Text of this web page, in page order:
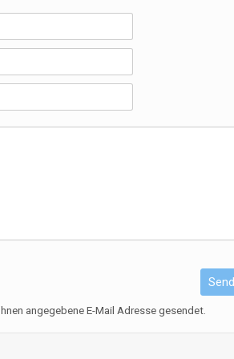
angegebene E-Mail Adresse gesendet.